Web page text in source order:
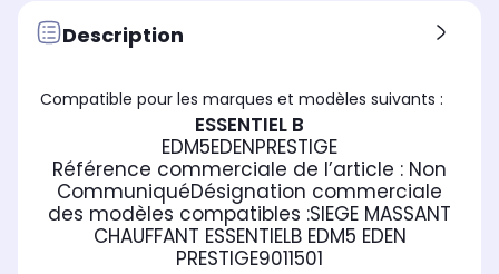
Description
Compatible pour les marques et modèles suivants :
ESSENTIEL B
EDM5EDENPRESTIGE
Référence commerciale de l’article : Non
CommuniquéDésignation commerciale
des modèles compatibles :SIEGE MASSANT
CHAUFFANT ESSENTIELB EDM5 EDEN
PRESTIGE9011501